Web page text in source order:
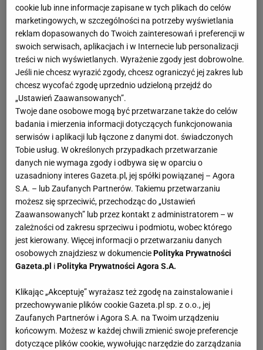
cookie lub inne informacje zapisane w tych plikach do celów
marketingowych, w szczególności na potrzeby wyświetlania
reklam dopasowanych do Twoich zainteresowań i preferencji w
swoich serwisach, aplikacjach i w Internecie lub personalizacji
treści w nich wyświetlanych. Wyrażenie zgody jest dobrowolne.
Jeśli nie chcesz wyrazić zgody, chcesz ograniczyć jej zakres lub
chcesz wycofać zgodę uprzednio udzieloną przejdź do
„Ustawień Zaawansowanych”.
Twoje dane osobowe mogą być przetwarzane także do celów
badania i mierzenia informacji dotyczących funkcjonowania
serwisów i aplikacji lub łączone z danymi dot. świadczonych
Tobie usług. W określonych przypadkach przetwarzanie
danych nie wymaga zgody i odbywa się w oparciu o
uzasadniony interes Gazeta.pl, jej spółki powiązanej – Agora
S.A. – lub Zaufanych Partnerów. Takiemu przetwarzaniu
możesz się sprzeciwić, przechodząc do „Ustawień
Zaawansowanych” lub przez kontakt z administratorem – w
zależności od zakresu sprzeciwu i podmiotu, wobec którego
jest kierowany. Więcej informacji o przetwarzaniu danych
osobowych znajdziesz w dokumenciePolityka Prywatności
Gazeta.pl iPolityka Prywatności Agora S.A.
Klikając „Akceptuję” wyrażasz też zgodę na zainstalowanie i
przechowywanie plików cookie Gazeta.pl sp. z o.o., jej
Zaufanych Partnerów i Agora S.A. na Twoim urządzeniu
końcowym. Możesz w każdej chwili zmienić swoje preferencje
dotyczące plików cookie, wywołując narzędzie do zarządzania